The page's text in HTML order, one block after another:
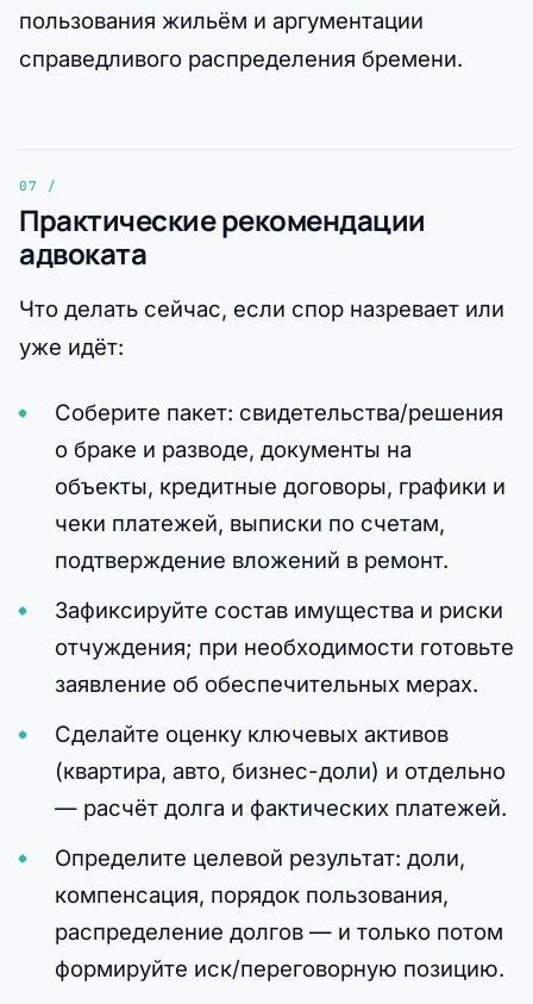
пользования жильём и аргументации
справедливого распределения бремени.
Практические рекомендации
адвоката
Что делать сейчас, если спор назревает или
уже идёт:
Соберите пакет: свидетельства/решения
о браке и разводе, документы на
объекты, кредитные договоры, графики и
чеки платежей, выписки по счетам,
подтверждение вложений в ремонт.
Зафиксируйте состав имущества и риски
отчуждения; при необходимости готовьте
заявление об обеспечительных мерах.
Сделайте оценку ключевых активов
(квартира, авто, бизнес-доли) и отдельно
— расчёт долга и фактических платежей.
Определите целевой результат: доли,
компенсация, порядок пользования,
распределение долгов — и только потом
формируйте иск/переговорную позицию.